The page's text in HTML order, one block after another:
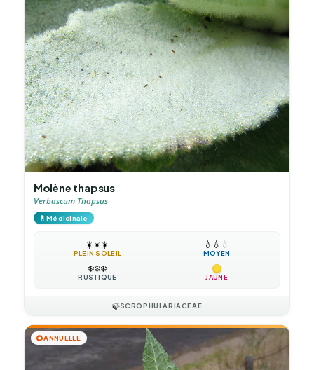
Molène thapsus
Verbascum Thapsus
💊Médicinale
☀️☀️☀️
PLEIN SOLEIL
💧 💧 💧
MOYEN
❄️❄️❄️
RUSTIQUE JAUNE
🍃SCROPHULARIACEAE
🌻ANNUELLE